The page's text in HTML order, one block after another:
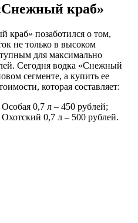
краб»
краб» позаботился о том,
не только в высоком
для максимально
Сегодня водка «Снежный
сегменте, а купить ее
которая составляет:
0,7 л – 450 рублей;
0,7 л – 500 рублей.